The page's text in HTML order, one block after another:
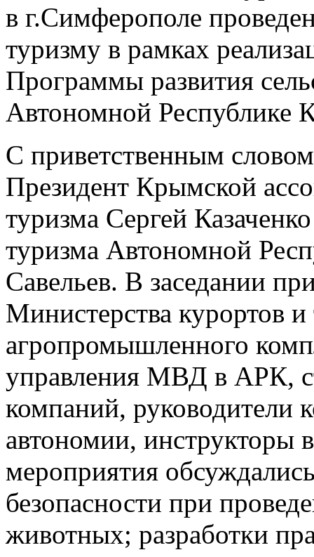
в г.Симферополе
туризму в рамках
Программы развития
Автономной Республике
С приветственным
Президент Крымской
туризма Сергей
туризма Автономной
Савельев. В заседании
Министерства курортов
агропромышленного
управления МВД в АРК,
компаний, руководители
автономии, инструкторы
мероприятия
безопасности при
животных; разработки